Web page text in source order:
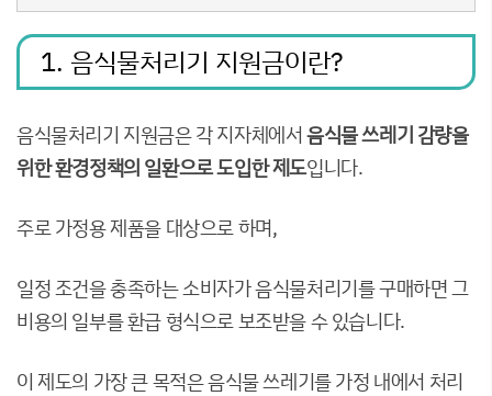
1. 음식물처리기 지원금이란?
음식물처리기 지원금은 각 지자체에서 음식물 쓰레기 감량을
위한 환경정책의 일환으로 도입한 제도입니다.
주로 가정용 제품을 대상으로 하며,
일정 조건을 충족하는 소비자가 음식물처리기를 구매하면 그
비용의 일부를 환급 형식으로 보조받을 수 있습니다.
이 제도의 가장 큰 목적은 음식물 쓰레기를 가정 내에서 처리